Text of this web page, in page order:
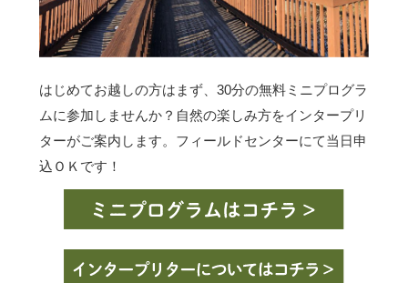
はじめてお越しの方はまず、30分の無料ミニプログラ
ムに参加しませんか？自然の楽しみ方をインタープリ
ターがご案内します。フィールドセンターにて当日申
込ＯＫです！